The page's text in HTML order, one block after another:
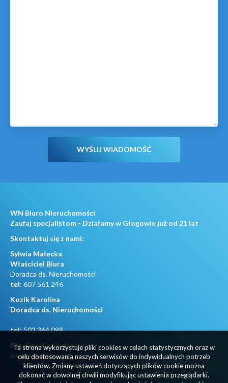
WN Biuro Nieruchomości
Zaufaj specjalistom - Działamy w Głogowie już od 21 lat
Skontaktuj się z nami:
Sylwia Małecka
Właściciel Biura
Doradca ds. Nieruchomości
tel: 607 561 246
Kozik Karolina
Doradca ds. Nieruchomości
tel:502 364 098
Karolina Kozik doradca
ds. kredytów
Ta strona wykorzystuje pliki cookies w celach statystycznych oraz w
celu dostosowania naszych serwisów do indywidualnych potrzeb
klientów. Zmiany ustawień dotyczących plików cookie można
dokonać w dowolnej chwili modyfikując ustawienia przeglądarki.